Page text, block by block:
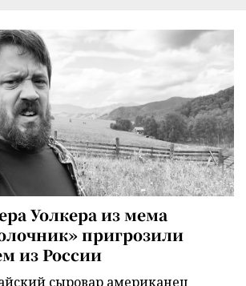
Уолкера из мема
пригрозили
из России
сыровар американец